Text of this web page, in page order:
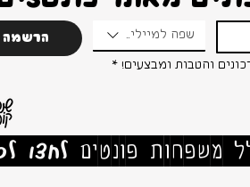
משפחות פונטיםלחצו
שפה למיילים הרשמה
והטבות ומבצעים! *